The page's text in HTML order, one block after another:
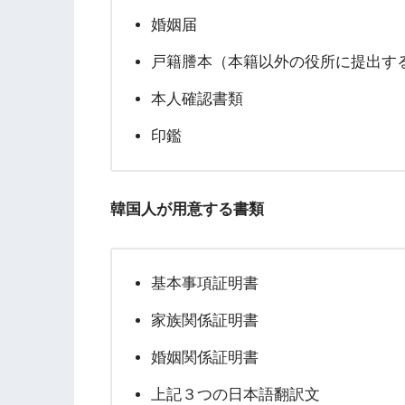
婚姻届
戸籍謄本（本籍以外の役所に提出す
本人確認書類
印鑑
韓国人が用意する書類
基本事項証明書
家族関係証明書
婚姻関係証明書
上記３つの日本語翻訳文